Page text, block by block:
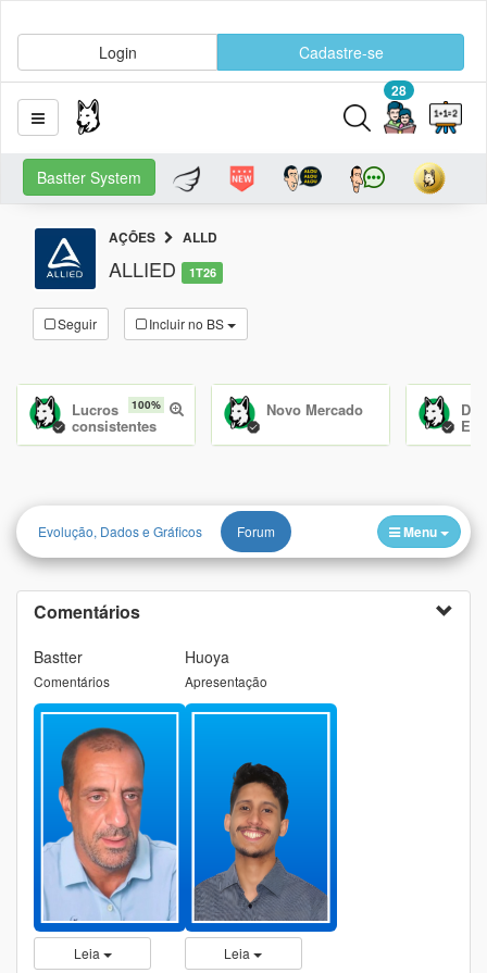
Login Cadastre-se
28
Bastter System
AÇÕES ALLD
ALLIED 1T26
Seguir Incluir no BS
100%
Lucros
consistentes
Novo Mercado
Evolução, Dados e Gráficos Forum Menu
Comentários
Bastter
Comentários
Leia
Huoya
Apresentação
Leia